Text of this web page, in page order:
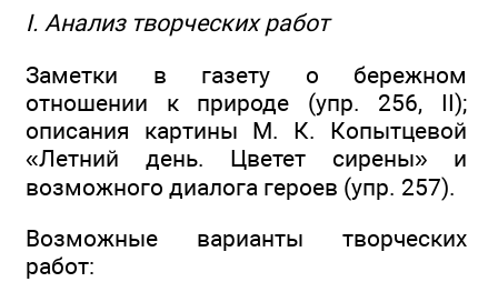
I. Анализ творческих работ
Заметки в газету о бережном
отношении к природе (упр. 256, II);
описания картины М. К. Копытцевой
«Летний день. Цветет сирены» и
возможного диалога героев (упр. 257).
Возможные варианты творческих
работ: